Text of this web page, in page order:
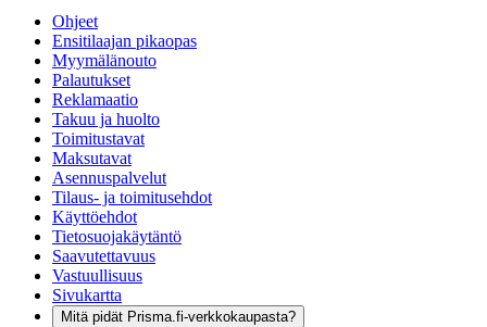
Ohjeet
Ensitilaajan pikaopas
Myymälänouto
Palautukset
Reklamaatio
Takuu ja huolto
Toimitustavat
Maksutavat
Asennuspalvelut
Tilaus- ja toimitusehdot
Käyttöehdot
Tietosuojakäytäntö
Saavutettavuus
Vastuullisuus
Sivukartta
Mitä pidät Prisma.fi-verkkokaupasta?